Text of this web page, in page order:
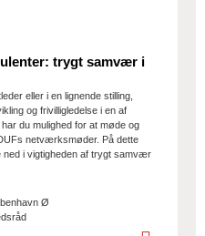
trygt samvær i
eller i en lignende stilling,
og frivilligledelse i en af
du mulighed for at møde og
netværksmøder. På dette
i vigtigheden af trygt samvær
Ø